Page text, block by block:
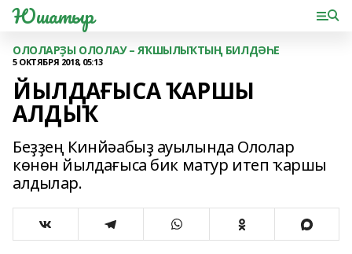
Юшатыр
ОЛОЛАРҘЫ ОЛОЛАУ – ЯҠШЫЛЫҠТЫҢ БИЛДӘҺЕ
5 ОКТЯБРЯ 2018, 05:13
ЙЫЛДАҒЫСА ҠАРШЫ
АЛДЫҠ
Беҙҙең Кинйәабыҙ ауылында Ололар
көнөн йылдағыса бик матур итеп ҡаршы
алдылар.